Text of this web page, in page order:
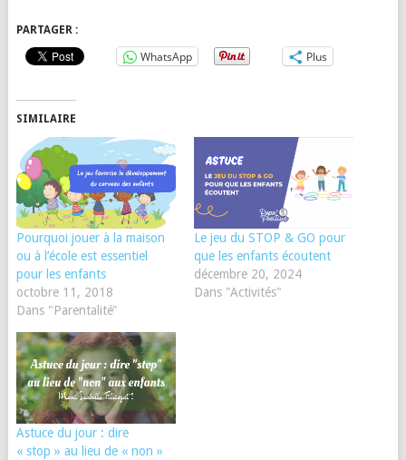
PARTAGER :
WhatsApp Plus
SIMILAIRE
Pourquoi jouer à la maison
ou à l’école est essentiel
pour les enfants
octobre 11, 2018
Dans "Parentalité"
Le jeu du STOP & GO pour
que les enfants écoutent
décembre 20, 2024
Dans "Activités"
Astuce du jour : dire
« stop » au lieu de « non »